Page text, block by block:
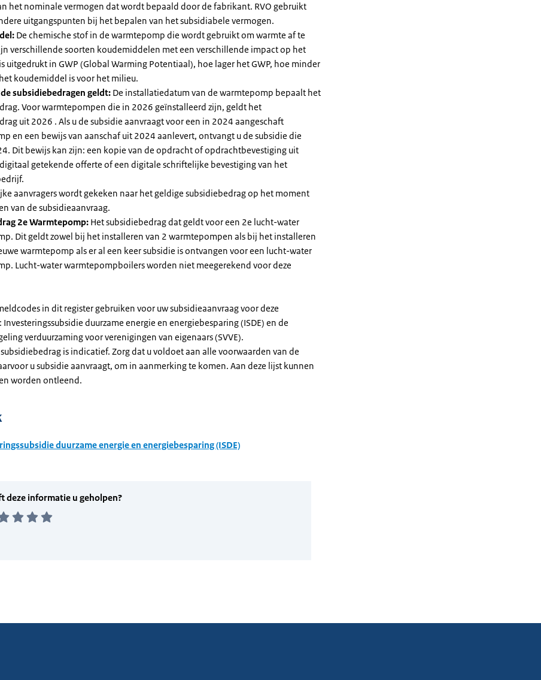
het nominale vermogen dat wordt bepaald door de fabrikant. RVO gebruikt
uitgangspunten bij het bepalen van het subsidiabele vermogen.
De chemische stof in de warmtepomp die wordt gebruikt om warmte af te
verschillende soorten koudemiddelen met een verschillende impact op het
uitgedrukt in GWP (Global Warming Potentiaal), hoe lager het GWP, hoe minder
koudemiddel is voor het milieu.
subsidiebedragen geldt: De installatiedatum van de warmtepomp bepaalt het
Voor warmtepompen die in 2026 geïnstalleerd zijn, geldt het
uit 2026 . Als u de subsidie aanvraagt voor een in 2024 aangeschaft
en een bewijs van aanschaf uit 2024 aanlevert, ontvangt u de subsidie die
Dit bewijs kan zijn: een kopie van de opdracht of opdrachtbevestiging uit
getekende offerte of een digitale schriftelijke bevestiging van het
aanvragers wordt gekeken naar het geldige subsidiebedrag op het moment
van de subsidieaanvraag.
2e Warmtepomp: Het subsidiebedrag dat geldt voor een 2e lucht-water
Dit geldt zowel bij het installeren van 2 warmtepompen als bij het installeren
warmtepomp als er al een keer subsidie is ontvangen voor een lucht-water
Lucht-water warmtepompboilers worden niet meegerekend voor deze
in dit register gebruiken voor uw subsidieaanvraag voor deze
Investeringssubsidie duurzame energie en energiebesparing (ISDE) en de
verduurzaming voor verenigingen van eigenaars (SVVE).
is indicatief. Zorg dat u voldoet aan alle voorwaarden van de
u subsidie aanvraagt, om in aanmerking te komen. Aan deze lijst kunnen
worden ontleend.
duurzame energie en energiebesparing (ISDE)